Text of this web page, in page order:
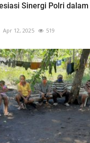
Sinergi Polri
Apr 12, 2025 519